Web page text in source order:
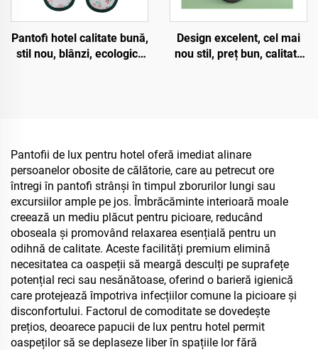
Pantofi hotel calitate bună,
stil nou, blânzi, ecologici,
Design excelent, cel mai
nou stil, preț bun, calitate
Pantofii de lux pentru hotel oferă imediat alinare
persoanelor obosite de călătorie, care au petrecut ore
întregi în pantofi strânși în timpul zborurilor lungi sau
excursiilor ample pe jos. Îmbrăcăminte interioară moale
creează un mediu plăcut pentru picioare, reducând
oboseala și promovând relaxarea esențială pentru un
odihnă de calitate. Aceste facilități premium elimină
necesitatea ca oaspeții să meargă desculți pe suprafețe
potențial reci sau nesănătoase, oferind o barieră igienică
care protejează împotriva infecțiilor comune la picioare și
disconfortului. Factorul de comoditate se dovedește
prețios, deoarece papucii de lux pentru hotel permit
oaspeților să se deplaseze liber în spațiile lor fără